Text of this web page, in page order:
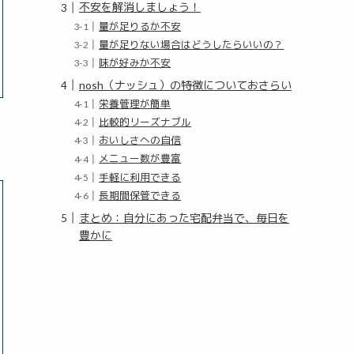
不安を解消しましょう！
量が足りるか不安
量が足りない場合はどうしたらいいの？
味が好みか不安
nosh（ナッシュ）の特徴についておさらい
栄養管理が簡単
比較的リーズナブル
おいしさへの自信
メニュー数が豊富
手軽に利用できる
長期間保管できる
まとめ：自分にあった宅配弁当で、毎日を
豊かに